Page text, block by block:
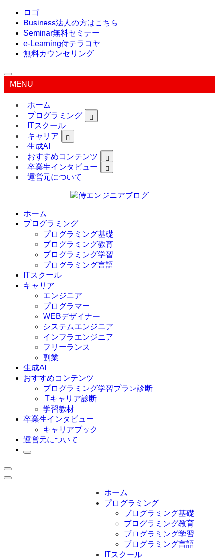
ロゴ
Business法人の方はこちら
Seminar無料セミナー
e-Learning侍テラコヤ
無料カウンセリング
MENU
ホーム
プログラミング
ITスクール
キャリア
生成AI
おすすめコンテンツ
卒業生インタビュー
運営元について
ホーム
プログラミング
プログラミング基礎
プログラミング教育
プログラミング学習
プログラミング言語
C言語
C#
VBA
Go言語
Kotlin
Java
JavaScript
Swift
Ruby
その他言語
ITスクール
キャリア
エンジニア
プログラマー
WEBデザイナー
システムエンジニア
インフラエンジニア
フリーランス
副業
生成AI
おすすめコンテンツ
プログラミング学習プラン診断
ITキャリア診断
学習教材
卒業生インタビュー
キャリアブック
運営元について
ホーム
プログラミング
プログラミング基礎
プログラミング教育
プログラミング学習
プログラミング言語
ITスクール